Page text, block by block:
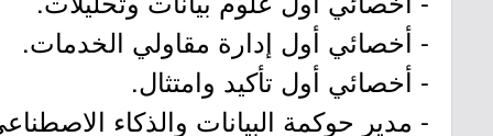
- أخصائي أول إدارة مقاولي الخدمات.
- أخصائي أول تأكيد وامتثال.
- مدير حوكمة البيانات والذكاء